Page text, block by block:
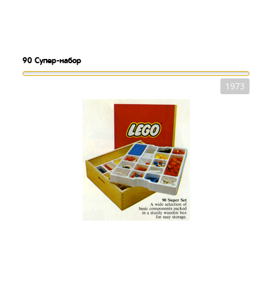
90 Супер-набор
1973